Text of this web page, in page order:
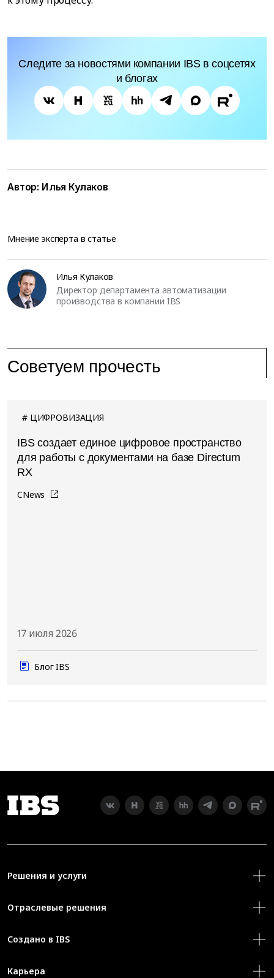
Следите за новостями компании IBS в соцсетях
и блогах
Автор: Илья Кулаков
Мнение эксперта в статье
Илья Кулаков
Директор департамента автоматизации
производства в компании IBS
Советуем прочесть
ЦИФРОВИЗАЦИЯ
IBS создает единое цифровое пространство
для работы с документами на базе Directum
RX
CNews
17 июля 2026
Блог IBS
Решения и услуги
Отраслевые решения
Создано в IBS
Карьера